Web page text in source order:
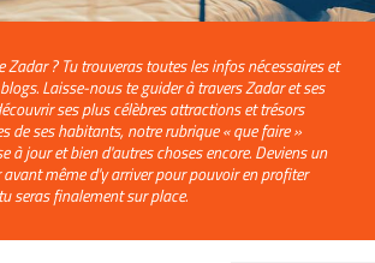
Zadar ? Tu trouveras toutes les infos nécessaires et
Laisse-nous te guider à travers Zadar et ses
ses plus célèbres attractions et trésors
de ses habitants, notre rubrique « que faire »
à jour et bien d'autres choses encore. Deviens un
même d'y arriver pour pouvoir en profiter
seras finalement sur place.